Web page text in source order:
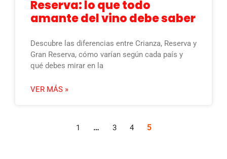
Reserva: lo que todo
amante del vino debe saber
Descubre las diferencias entre Crianza, Reserva y
Gran Reserva, cómo varían según cada país y
qué debes mirar en la
VER MÁS »
1 … 3 4 5